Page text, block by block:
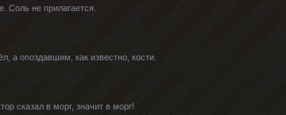
Соль не прилагается.
а опоздавшим, как известно, кости.
сказал в морг, значит в морг!